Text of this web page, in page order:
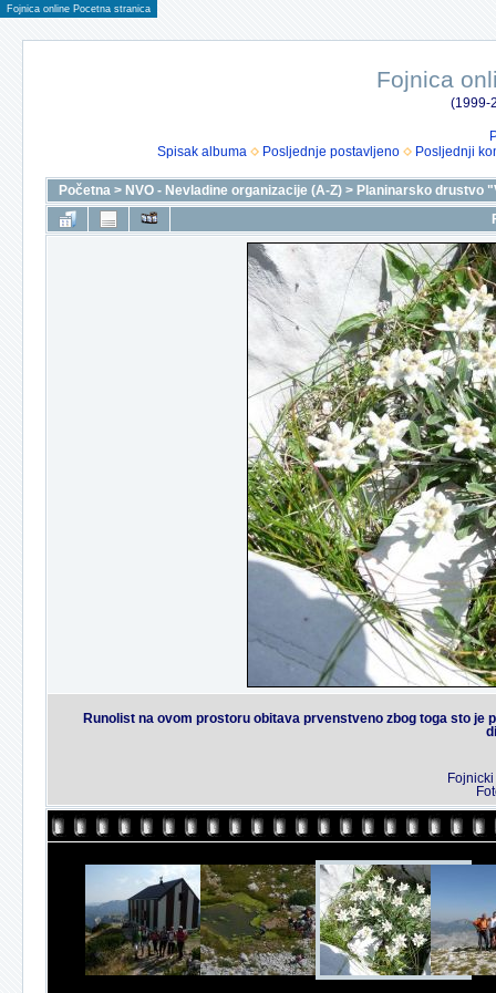
Fojnica online Pocetna stranica
Fojnica
(1999-
Spisak albuma
Posljednje postavljeno Posljednji
Početna > NVO - Nevladine organizacije (A-Z) > Planinarsko drustvo
Runolist na ovom prostoru obitava prvenstveno zbog toga sto